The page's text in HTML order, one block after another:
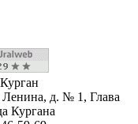
д. № 1, Глава
Кургана